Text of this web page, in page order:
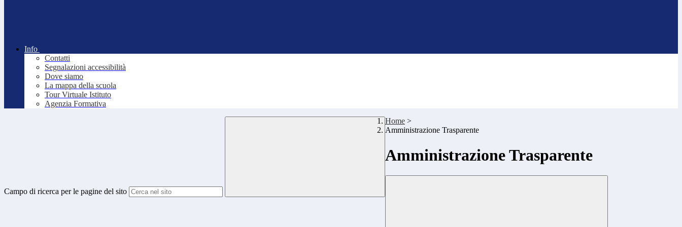
Info
Contatti
Segnalazioni accessibilità
Dove siamo
La mappa della scuola
Tour Virtuale Istituto
Agenzia Formativa
Campo di ricerca per le pagine del sito
Home >
Amministrazione Trasparente
Amministrazione Trasparente